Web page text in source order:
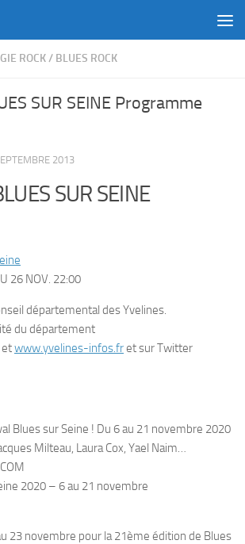
ROCK/ BLUES ROCK
SUR SEINE Programme
2013
SUR SEINE
26 NOV. 22:00
départemental des Yvelines.
du département
etwww.yvelines-infos.fret sur Twitter
Blues sur Seine ! Du 6 au 21 novembre 2020
Milteau, Laura Cox, Yael Naim…
2020 – 6 au 21 novembre
23 novembre pour la 21ème édition de Blues